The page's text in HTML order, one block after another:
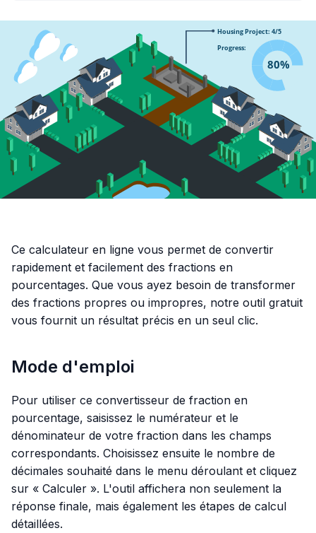
Ce calculateur en ligne vous permet de convertir
rapidement et facilement des fractions en
pourcentages. Que vous ayez besoin de transformer
des fractions propres ou impropres, notre outil gratuit
vous fournit un résultat précis en un seul clic.
Mode d'emploi
Pour utiliser ce convertisseur de fraction en
pourcentage, saisissez le numérateur et le
dénominateur de votre fraction dans les champs
correspondants. Choisissez ensuite le nombre de
décimales souhaité dans le menu déroulant et cliquez
sur « Calculer ». L'outil affichera non seulement la
réponse finale, mais également les étapes de calcul
détaillées.